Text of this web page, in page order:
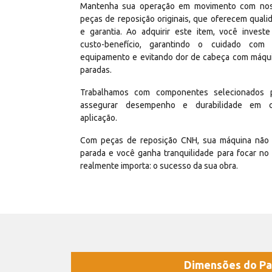
Mantenha sua operação em movimento com
peças de reposição originais, que oferecem
e garantia. Ao adquirir este item, você
custo-benefício, garantindo o cuidado com
equipamento e evitando dor de cabeça com
paradas.
Trabalhamos com componentes selecionados
assegurar desempenho e durabilidade em
aplicação.
Com peças de reposição CNH, sua máquina
parada e você ganha tranquilidade para focar no
realmente importa: o sucesso da sua obra.
Dimensões do